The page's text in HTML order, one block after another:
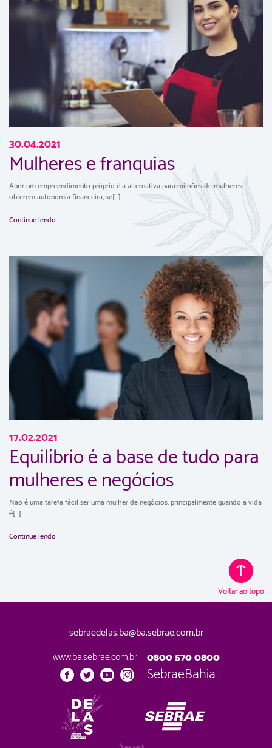
30.04.2021
Mulheres e franquias
Abrir um empreendimento próprio é a alternativa para milhões de mulheres
obterem autonomia financeira, se[...]
Continue lendo
17.02.2021
Equilíbrio é a base de tudo para
mulheres e negócios
Não é uma tarefa fácil ser uma mulher de negócios, principalmente quando a vida
é[...]
Continue lendo
Voltar ao topo
sebraedelas.ba@ba.sebrae.com.br
www.ba.sebrae.com.br
0800 570 0800
SebraeBahia